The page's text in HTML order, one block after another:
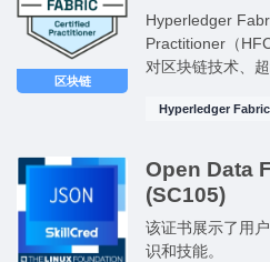
区块链
Hyperledger
Practitioner（
对区块链技术、
Hyperledger Fabric
Open Data
(SC105)
该证书展示了用
识和技能。